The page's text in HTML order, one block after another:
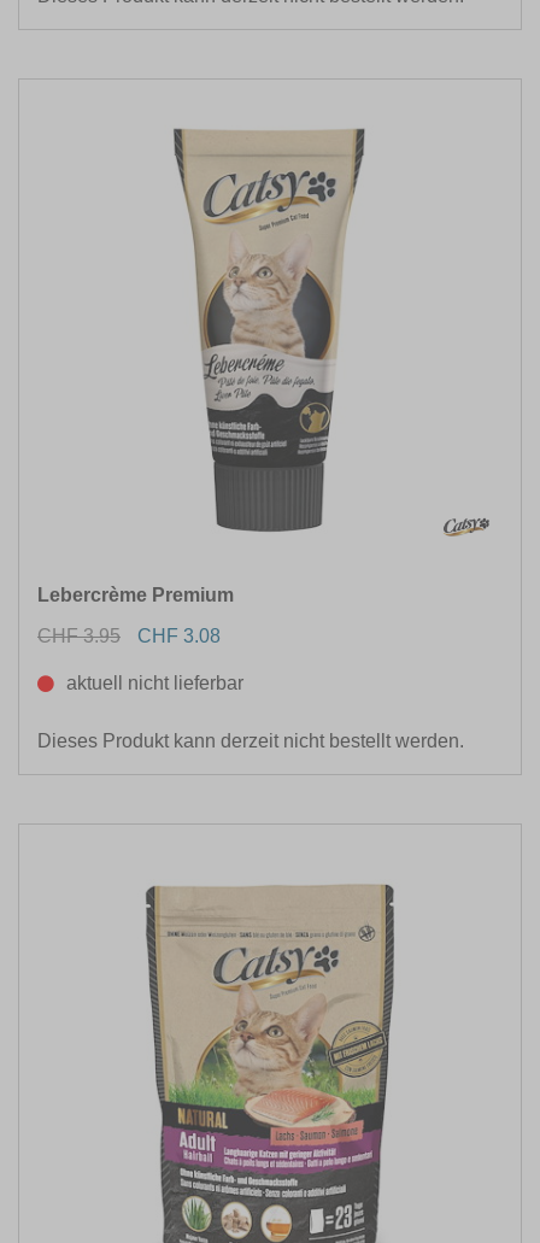
Lebercrème Premium
CHF 3.95
CHF 3.08
aktuell nicht lieferbar
Dieses Produkt kann derzeit nicht bestellt werden.